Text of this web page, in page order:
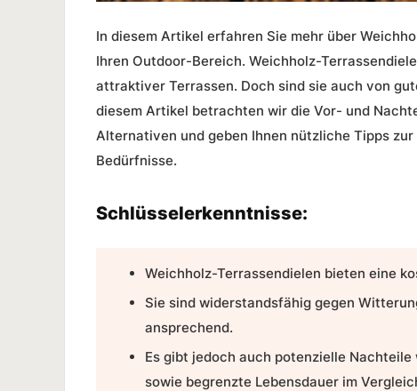
In diesem Artikel erfahren Sie mehr über
Ihren Outdoor-Bereich. Weichholz-
attraktiver Terrassen. Doch sind sie auch von
diesem Artikel betrachten wir die Vor- und
Alternativen und geben Ihnen nützliche Tipps
Bedürfnisse.
Schlüsselerkenntnisse:
Weichholz-Terrassendielen bieten eine
Sie sind widerstandsfähig gegen
ansprechend.
Es gibt jedoch auch potenzielle
sowie begrenzte Lebensdauer im